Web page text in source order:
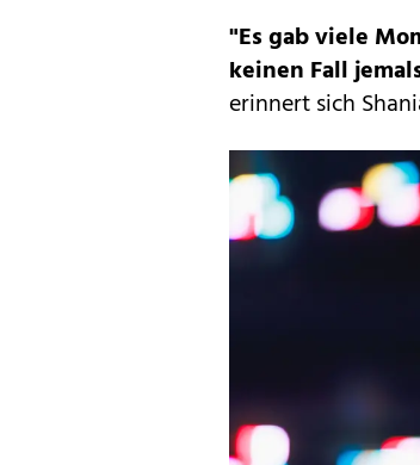
"Es gab viele
keinen Fall
erinnert sich